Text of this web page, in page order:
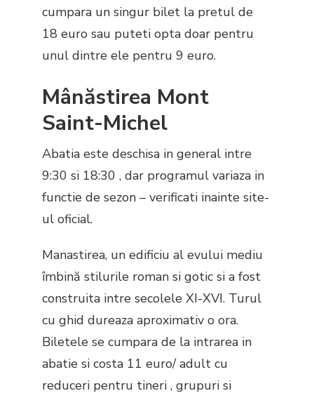
cumpara un singur bilet la pretul de
18 euro sau puteti opta doar pentru
unul dintre ele pentru 9 euro.
Mânăstirea Mont
Saint-Michel
Abatia este deschisa in general intre
9:30 si 18:30 , dar programul variaza in
functie de sezon – verificati inainte site-
ul oficial.
Manastirea, un edificiu al evului mediu
îmbină stilurile roman si gotic si a fost
construita intre secolele XI-XVI. Turul
cu ghid dureaza aproximativ o ora.
Biletele se cumpara de la intrarea in
abatie si costa 11 euro/ adult cu
reduceri pentru tineri , grupuri si